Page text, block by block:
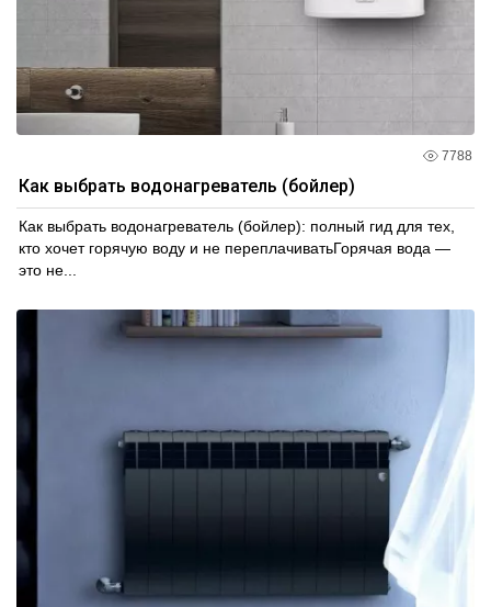
7788
Как выбрать водонагреватель (бойлер)
Как выбрать водонагреватель (бойлер): полный гид для тех,
кто хочет горячую воду и не переплачиватьГорячая вода —
это не...